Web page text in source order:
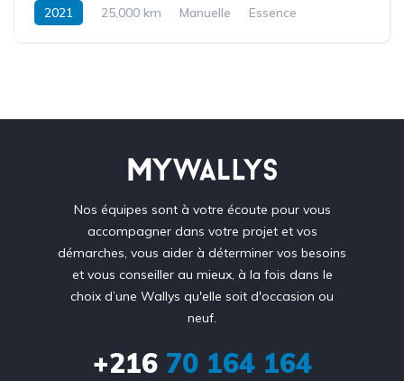
2021 25,000 km Manuelle
Essence
Nos équipes sont à votre écoute pour vous
accompagner dans votre projet et vos
démarches, vous aider à déterminer vos besoins
et vous conseiller au mieux, à la fois dans le
choix d’une Wallys qu'elle soit d'occasion ou
neuf.
+21670 164 164